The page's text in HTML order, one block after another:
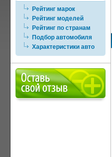
Рейтинг марок
Рейтинг моделей
Рейтинг по странам
Подбор автомобиля
Характеристики авто